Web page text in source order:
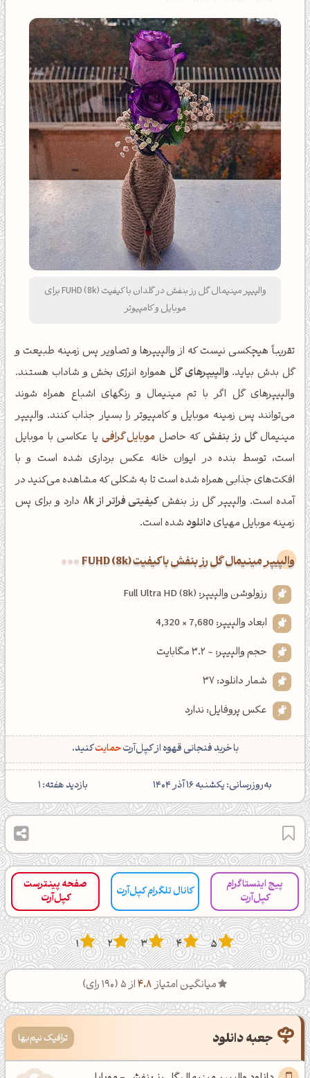
والپیپر مینیمال گل رز بنفش در گلدان با کیفیت FUHD (8k) برای
موبایل و کامپیوتر
تقریباً هیچکسی نیست که از والپیپرها و تصاویر پس زمینه طبیعت و
گل بدش بیاید. والپیپرهای گل همواره انرژی بخش و شاداب هستند.
والپیپرهای گل اگر با تم مینیمال و رنگهای اشباع همراه شوند
می‌توانند پس زمینه موبایل و کامپیوتر را بسیار جذاب کنند. والپیپر
مینیمالگل رز بنفشکه حاصل موبایل گرافی یا عکاسی با موبایل
است، توسط بنده در ایوان خانه عکس برداری شده است و با
افکت‌های جذابی همراه شده است تا به شکلی که مشاهده می‌کنید در
آمده است. والپیپر گل رز بنفشکیفیتی فراتر از 8k
دارد و برای پس
زمینه موبایل مهیایدانلود شده است.
والپیپر مینیمال گل رز بنفش با کیفیت FUHD (8k)
رزولوشن والپیپر: Full Ultra HD (8k)
ابعاد والپیپر: 7,680 × 4,320
حجم والپیپر: ~ 3.2 مگابایت
شمار دانلود: 37
عکس پروفایل: ندارد
با خرید فنجانی قهوه از کپل‌آرتحمایتکنید.
‌به‌روزرسانی: یکشنبه 16 آذر 1404 بازدید هفته: 1
پیج اینستاگرام
کپل‌آرت
کانال تلگرام کپل‌آرت
صفحه پینترست
کپل‌آرت
5
4
3
2
1
میانگین امتیاز4.8از 5 ( 190رای)
جعبه دانلود ترافیک نیم‌بها